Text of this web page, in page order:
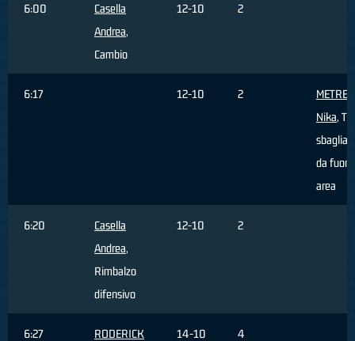
6:00
Casella
Andrea,
Cambio
12-10 2
6:17 12-10 2
Nika,
da fuori
area
6:20
Casella
Andrea,
Rimbalzo
difensivo
12-10 2
6:27
RODERICK
14-10 4